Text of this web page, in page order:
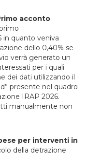
acconto
in quanto veniva
dello 0,40% se
verrà generato un
per i quali
dei dati utilizzando il
presente nel quadro
IRAP 2026.
manualmente non
per interventi in
della detrazione